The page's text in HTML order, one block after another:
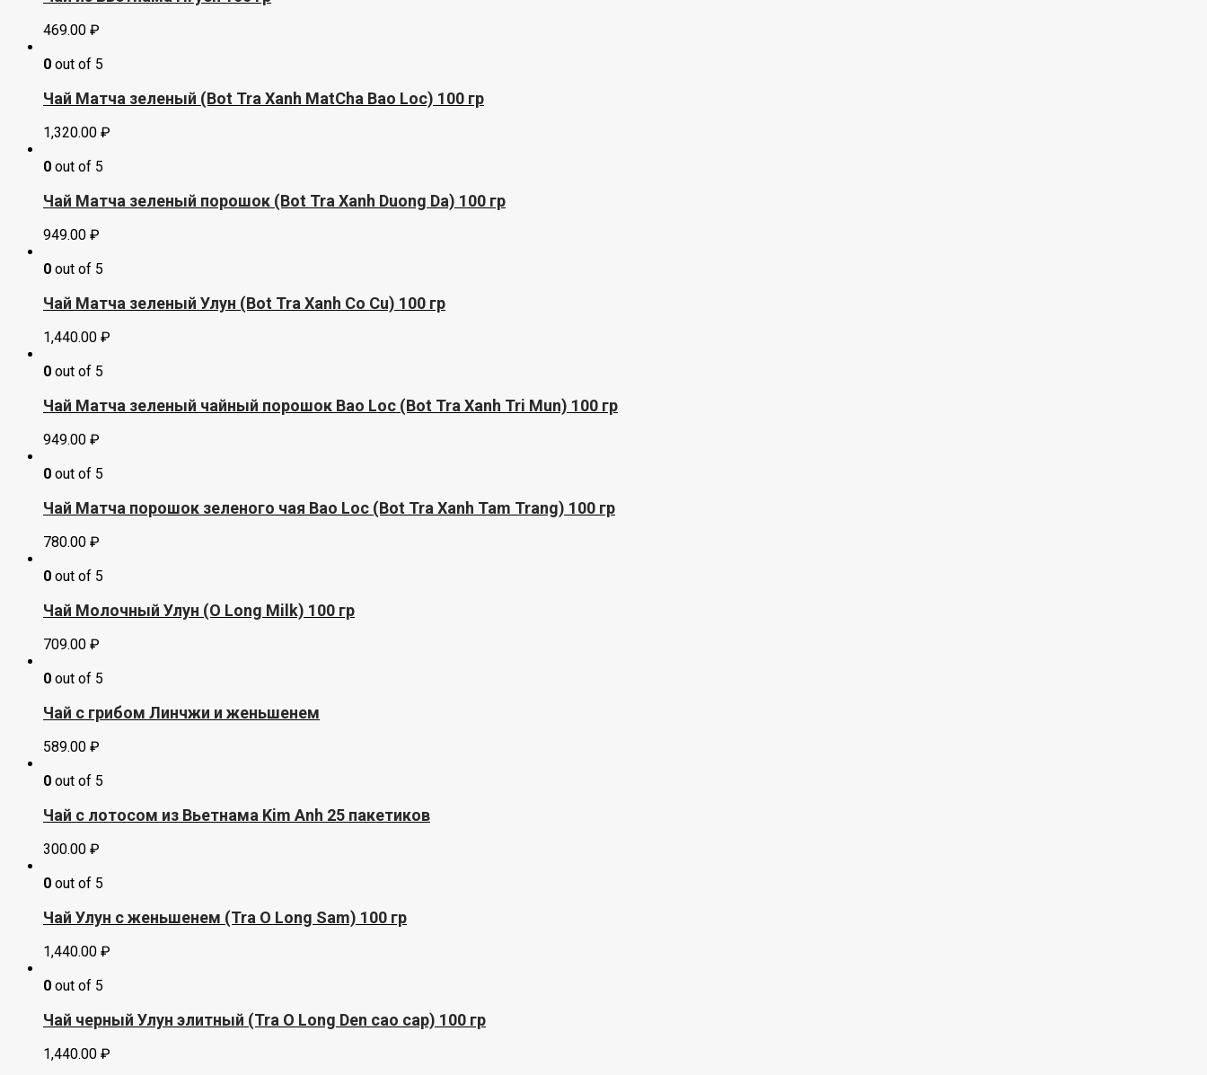
469.00 ₽
0 out of 5
Чай Матча зеленый (Bot Tra Xanh MatCha Bao Loc) 100 гр
1,320.00 ₽
0 out of 5
Чай Матча зеленый порошок (Bot Tra Xanh Duong Da) 100 гр
949.00 ₽
0 out of 5
Чай Матча зеленый Улун (Bot Tra Xanh Co Cu) 100 гр
1,440.00 ₽
0 out of 5
Чай Матча зеленый чайный порошок Bao Loc (Bot Tra Xanh Tri Mun) 100 гр
949.00 ₽
0 out of 5
Чай Матча порошок зеленого чая Bao Loc (Bot Tra Xanh Tam Trang) 100 гр
780.00 ₽
0 out of 5
Чай Молочный Улун (O Long Milk) 100 гр
709.00 ₽
0 out of 5
Чай с грибом Линчжи и женьшенем
589.00 ₽
0 out of 5
Чай с лотосом из Вьетнама Kim Anh 25 пакетиков
300.00 ₽
0 out of 5
Чай Улун с женьшенем (Tra O Long Sam) 100 гр
1,440.00 ₽
0 out of 5
Чай черный Улун элитный (Tra O Long Den cao cap) 100 гр
1,440.00 ₽